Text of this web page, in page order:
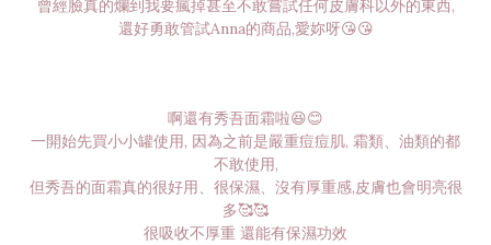
曾經臉真的爛到我要瘋掉甚至不敢嘗試任何皮膚科以外的東西,
還好勇敢管試Anna的商品,愛妳呀😘😘
啊還有秀吾面霜啦😆😊
一開始先買小小罐使用, 因為之前是嚴重痘痘肌, 霜類、油類的都
不敢使用,
但秀吾的面霜真的很好用、很保濕、沒有厚重感,皮膚也會明亮很
多🥰🥰
很吸收不厚重 還能有保濕功效